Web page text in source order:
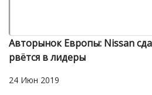
Авторынок Европы: Nissan
рвётся в лидеры
24 Июн 2019